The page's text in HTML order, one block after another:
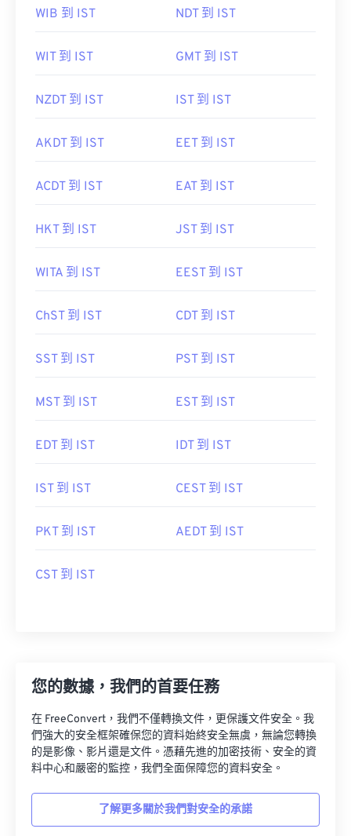
WIB 到 IST NDT 到 IST
WIT 到 IST GMT 到 IST
NZDT 到 IST IST 到 IST
AKDT 到 IST EET 到 IST
ACDT 到 IST EAT 到 IST
HKT 到 IST JST 到 IST
WITA 到 IST EEST 到 IST
ChST 到 IST CDT 到 IST
SST 到 IST PST 到 IST
MST 到 IST EST 到 IST
EDT 到 IST IDT 到 IST
IST 到 IST CEST 到 IST
PKT 到 IST AEDT 到 IST
CST 到 IST
您的數據，我們的首要任務
在 FreeConvert，我們不僅轉換文件，更保護文件安全。我
們強大的安全框架確保您的資料始終安全無虞，無論您轉換
的是影像、影片還是文件。憑藉先進的加密技術、安全的資
料中心和嚴密的監控，我們全面保障您的資料安全。
了解更多關於我們對安全的承諾